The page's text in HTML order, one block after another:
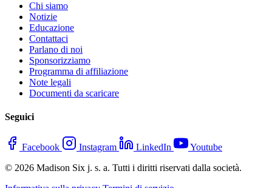
Chi siamo
Notizie
Educazione
Contattaci
Parlano di noi
Sponsorizziamo
Programma di affiliazione
Note legali
Documenti da scaricare
Seguici
Facebook Instagram LinkedIn
Youtube
© 2026 Madison Six j. s. a. Tutti i diritti riservati dalla società.